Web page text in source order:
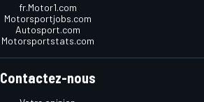
fr.Motor1.com
Motorsportjobs.com
Autosport.com
Motorsportstats.com
Contactez-nous